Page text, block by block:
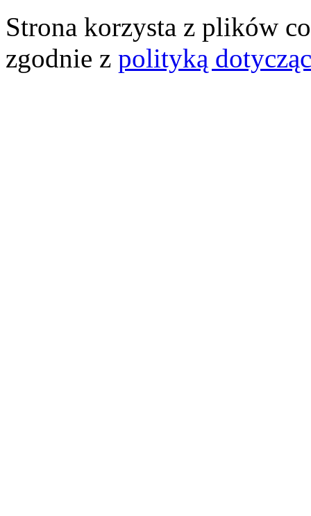
Strona korzysta z plików
zgodnie z polityką